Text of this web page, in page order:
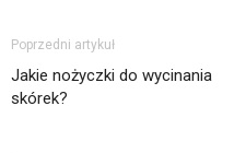
Poprzedni artykuł
Jakie nożyczki do wycinania
skórek?